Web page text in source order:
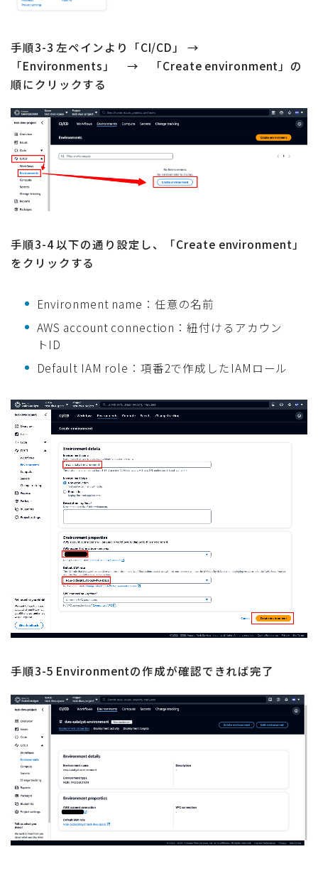
手順3-3 左ペインより「CI/CD」 →
「Environments」 → 「Create environment」の
順にクリックする
手順3-4 以下の通り設定し、「Create environment」
をクリックする
Environment name：任意の名前
AWS account connection：紐付けるアカウン
トID
Default IAM role：項番2で作成したIAMロール
手順3-5 Environmentの作成が確認できれば完了